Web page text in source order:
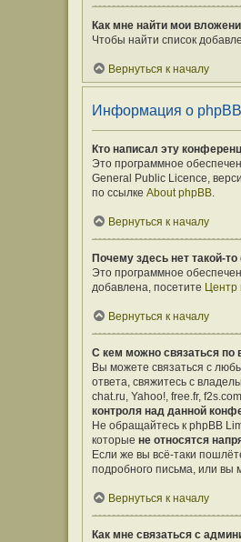
Как мне найти мои
Чтобы найти список
Вернуться к началу
Информация о phpBB
Кто написал эту
Это программное
General Public Licence,
по ссылке About phpBB.
Вернуться к началу
Почему здесь нет такой-
Это программное
добавлена, посетите Центр
Вернуться к началу
С кем можно связаться по
Вы можете связаться с
ответа, свяжитесь с
chat.ru, Yahoo!, free.fr,
контроля над данной
Не обращайтесь к phpBB
которые не относятся
Если же вы всё-таки
подробного письма, или вы
Вернуться к началу
Как мне связаться с